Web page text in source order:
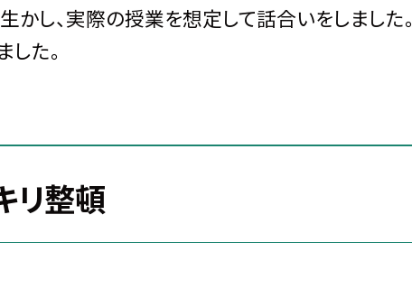
かし、実際の授業を想定して話合いをしました。
た。
リ整頓